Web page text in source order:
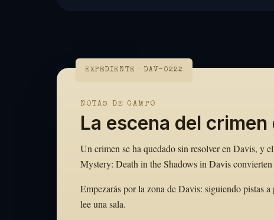
EXPEDIENTE · DAV-0222
NOTAS DE CAMPO
La escena del crimen
Un crimen se ha quedado sin resolver en Davis, y
Mystery: Death in the Shadows in Davis
Empezarás por la zona de Davis: siguiendo pistas
lee una sala.